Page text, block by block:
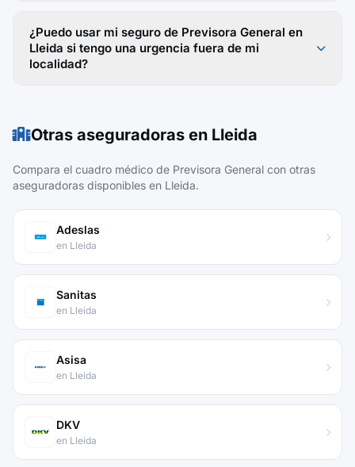
¿Puedo usar mi seguro de Previsora General en
Lleida si tengo una urgencia fuera de mi
localidad?
Otras aseguradoras en Lleida
Compara el cuadro médico de Previsora General con otras
aseguradoras disponibles en Lleida.
Adeslas
en Lleida
Sanitas
en Lleida
Asisa
en Lleida
DKV
en Lleida